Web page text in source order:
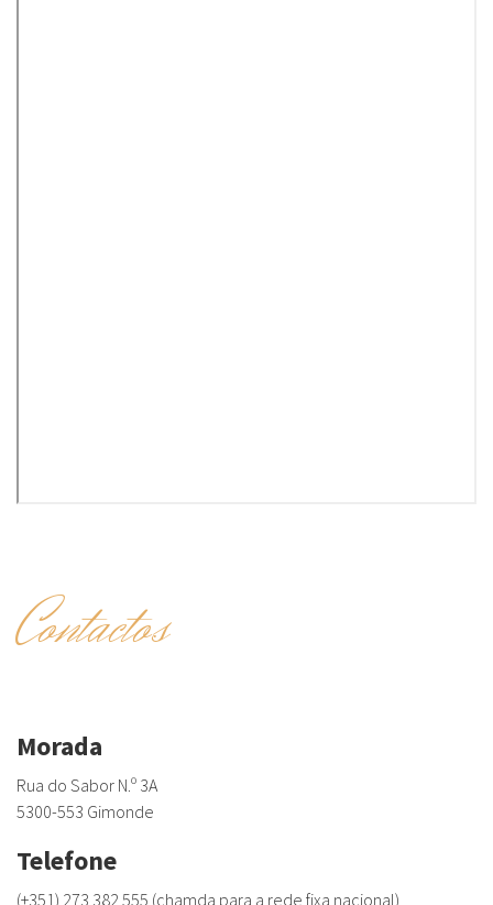
Contactos
Morada
Rua do Sabor N.º 3A
5300-553 Gimonde
Telefone
(+351) 273 382 555 (chamda para a rede fixa nacional)